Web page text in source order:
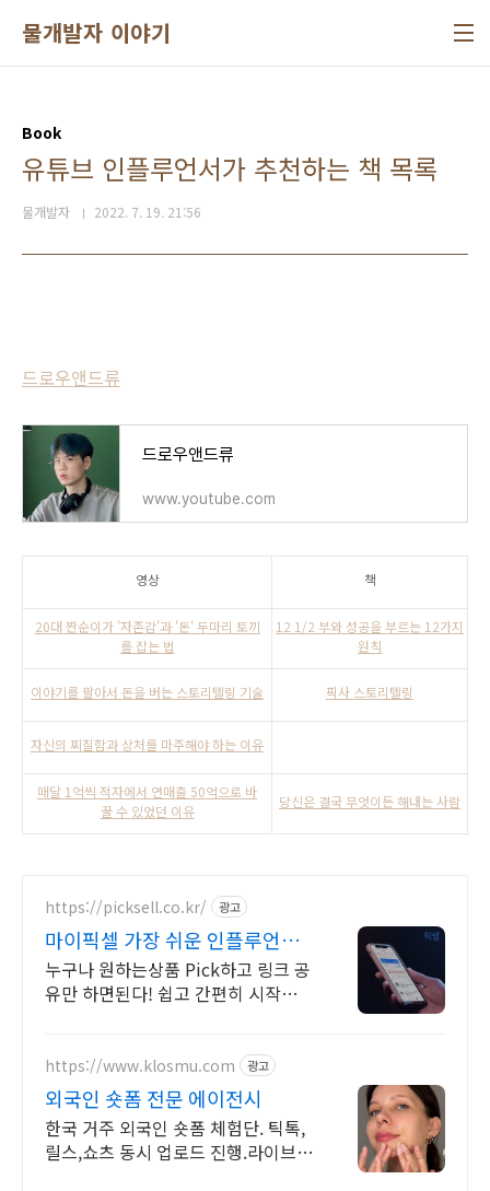
물개발자 이야기
Book
유튜브 인플루언서가 추천하는 책 목록
물개발자 2022. 7. 19. 21:56
드로우앤드류
드로우앤드류
www.youtube.com
영상 책
20대 짠순이가 '자존감'과 '돈' 두마리 토끼
를 잡는 법
12 1/2 부와 성공을 부르는 12가지
원칙
이야기를 팔아서 돈을 버는 스토리텔링 기술 픽사 스토리텔링
자신의 찌질함과 상처를 마주해야 하는 이유
매달 1억씩 적자에서 연매출 50억으로 바
꿀 수 있었던 이유
당신은 결국 무엇이든 해내는 사람
https://picksell.co.kr/ 광고
마이픽셀 가장 쉬운 인플루언서
커머스
누구나 원하는상품 Pick하고 링크 공
유만 하면된다! 쉽고 간편히 시작하세
보세요!
https://www.klosmu.com 광고
외국인 숏폼 전문 에이전시
한국 거주 외국인 숏폼 체험단. 틱톡,
릴스,쇼츠 동시 업로드 진행.라이브커